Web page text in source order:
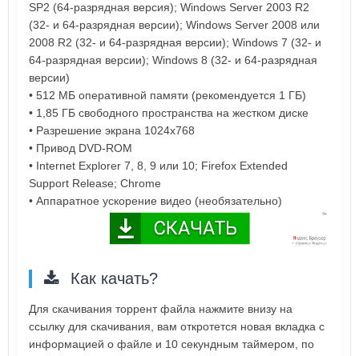
SP2 (64-разрядная версия); Windows Server 2003 R2
(32- и 64-разрядная версии); Windows Server 2008 или
2008 R2 (32- и 64-разрядная версии); Windows 7 (32- и
64-разрядная версии); Windows 8 (32- и 64-разрядная
версии)
• 512 МБ оперативной памяти (рекомендуется 1 ГБ)
• 1,85 ГБ свободного пространства на жестком диске
• Разрешение экрана 1024x768
• Привод DVD-ROM
• Internet Explorer 7, 8, 9 или 10; Firefox Extended
Support Release; Chrome
• Аппаратное ускорение видео (необязательно)
Как качать?
Для скачивания торрент файла нажмите внизу на
ссылку для скачивания, вам откротется новая вкладка с
информацией о файле и 10 секундным таймером, по